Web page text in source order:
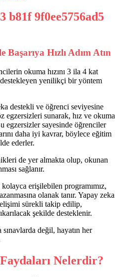
Başarıya Hızlı Adım Atın
okuma hızını 3 ila 4 kat
destekleyen yenilikçi bir yöntem
destekli ve öğrenci seviyesine
egzersizleri sunarak, hız ve okuma
egzersizler sayesinde öğrenciler
daha iyi kavrar, böylece eğitim
ederler.
de yer almakta olup, okunan
sağlanır.
erişilebilen programımız,
olanak tanır. Yapay zeka
sürekli takip edilip,
şekilde desteklenir.
değil, hayatın her
Nelerdir?